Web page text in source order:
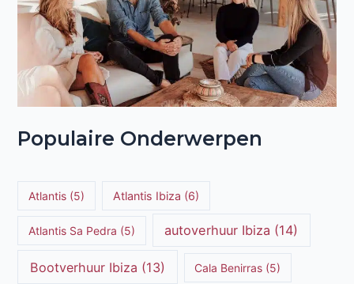
Populaire Onderwerpen
Atlantis (5) Atlantis Ibiza (6)
Atlantis Sa Pedra (5) autoverhuur Ibiza (14)
Bootverhuur Ibiza (13) Cala Benirras (5)